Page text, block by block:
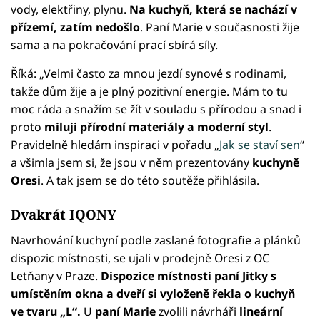
vody, elektřiny, plynu. Na kuchyň, která se nachází v
přízemí, zatím nedošlo. Paní Marie v současnosti žije
sama a na pokračování prací sbírá síly.
Říká: „Velmi často za mnou jezdí synové s rodinami,
takže dům žije a je plný pozitivní energie. Mám to tu
moc ráda a snažím se žít v souladu s přírodou a snad i
proto miluji přírodní materiály a moderní styl.
Pravidelně hledám inspiraci v pořadu „Jak se staví sen“
a všimla jsem si, že jsou v něm prezentovány kuchyně
Oresi. A tak jsem se do této soutěže přihlásila.
Dvakrát IQONY
Navrhování kuchyní podle zaslané fotografie a plánků
dispozic místnosti, se ujali v prodejně Oresi z OC
Letňany v Praze. Dispozice místnosti paní Jitky s
umístěním okna a dveří si vyloženě řekla o kuchyň
ve tvaru „L“. U paní Mariezvolili návrháři lineární